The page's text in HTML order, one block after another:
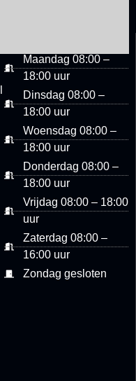
Maandag 08:00 –
18:00 uur
Dinsdag 08:00 –
18:00 uur
Woensdag 08:00 –
18:00 uur
Donderdag 08:00 –
18:00 uur
Vrijdag 08:00 – 18:00
uur
Zaterdag 08:00 –
16:00 uur
Zondag gesloten